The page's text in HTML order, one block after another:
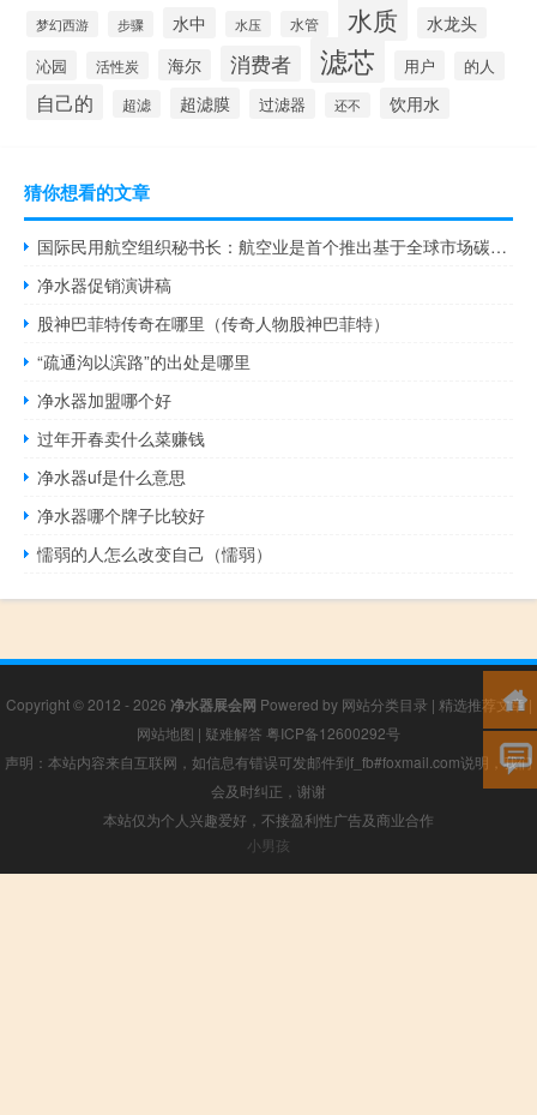
梦幻西游 步骤 水中 水压 水管 水质 水龙头
沁园 活性炭 海尔 消费者 滤芯 用户 的人
自己的 超滤 超滤膜 过滤器 还不 饮用水
猜你想看的文章
国际民用航空组织秘书长：航空业是首个推出基于全球市场碳抵消措施的行业
净水器促销演讲稿
股神巴菲特传奇在哪里（传奇人物股神巴菲特）
“疏通沟以滨路”的出处是哪里
净水器加盟哪个好
过年开春卖什么菜赚钱
净水器uf是什么意思
净水器哪个牌子比较好
懦弱的人怎么改变自己（懦弱）
Copyright © 2012 - 2026 净水器展会网 Powered by 网站分类目录 | 精选推荐文章|
网站地图 | 疑难解答 粤ICP备12600292号
声明：本站内容来自互联网，如信息有错误可发邮件到f_fb#foxmail.com说明，我们
会及时纠正，谢谢
本站仅为个人兴趣爱好，不接盈利性广告及商业合作
小男孩